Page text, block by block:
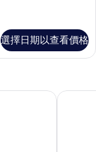
選擇日期以查看價格
碧港良